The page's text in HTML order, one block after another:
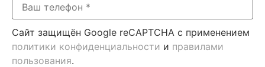
Сайт защищён Google reCAPTCHA с применением
политики конфиденциальности и правилами
пользования.